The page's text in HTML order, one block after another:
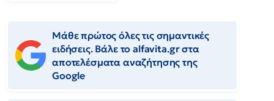
Μάθε πρώτος όλες τις σημαντικές
ειδήσεις. Βάλε το alfavita.gr στα
αποτελέσματα αναζήτησης της
Google